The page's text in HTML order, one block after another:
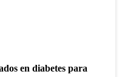
en diabetes para